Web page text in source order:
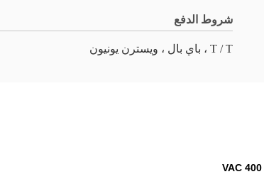
شروط الدفع
T / T ، باي بال ، ويسترن يونيون